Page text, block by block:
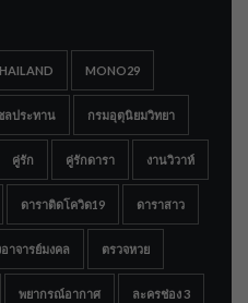
MONO29
ลประทาน กรมอุตุนิยมวิทยา
คู่รัก คู่รักดารา งานวิวาห์
ดาราติดโควิด19 ดาราสาว
าจารย์มงคล ตรวจหวย
พยากรณ์อากาศ ละครช่อง 3